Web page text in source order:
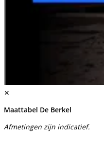
✕
Maattabel De Berkel
Afmetingen zijn indicatief.